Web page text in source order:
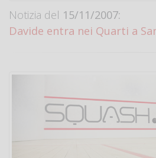
Notizia del 15/11/2007:
Davide entra nei Quarti a